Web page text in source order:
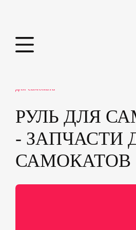
contentдля самоката
РУЛЬ ДЛЯ
- ЗАПЧАСТИ
САМОКАТОВ